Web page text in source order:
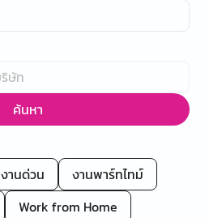
ค้นหา
งานด่วน
งานพาร์ทไทม์
Work from Home